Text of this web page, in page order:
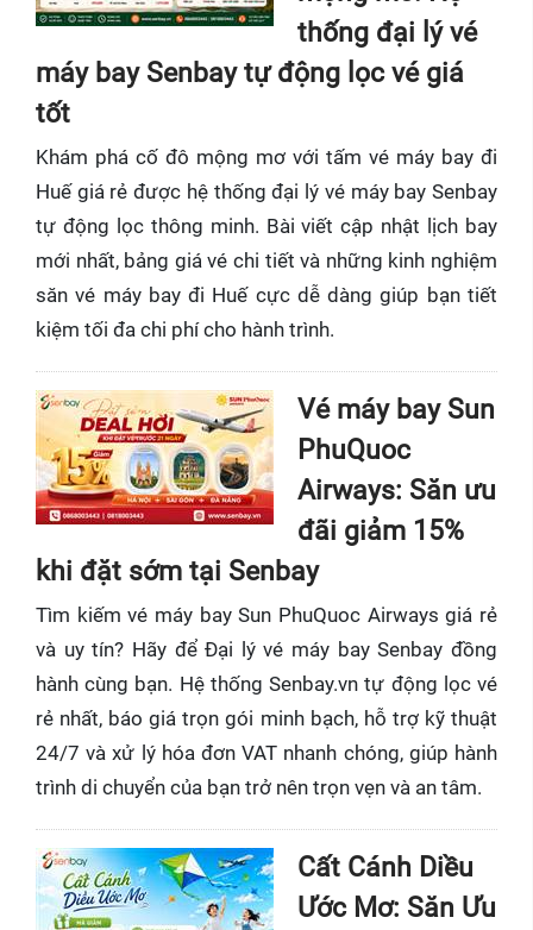
thống đại lý vé
máy bay Senbay tự động lọc vé giá
tốt
Khám phá cố đô mộng mơ với tấm vé máy bay đi
Huế giá rẻ được hệ thống đại lý vé máy bay Senbay
tự động lọc thông minh. Bài viết cập nhật lịch bay
mới nhất, bảng giá vé chi tiết và những kinh nghiệm
săn vé máy bay đi Huế cực dễ dàng giúp bạn tiết
kiệm tối đa chi phí cho hành trình.
Vé máy bay Sun
PhuQuoc
Airways: Săn ưu
đãi giảm 15%
khi đặt sớm tại Senbay
Tìm kiếm vé máy bay Sun PhuQuoc Airways giá rẻ
và uy tín? Hãy để Đại lý vé máy bay Senbay đồng
hành cùng bạn. Hệ thống Senbay.vn tự động lọc vé
rẻ nhất, báo giá trọn gói minh bạch, hỗ trợ kỹ thuật
24/7 và xử lý hóa đơn VAT nhanh chóng, giúp hành
trình di chuyển của bạn trở nên trọn vẹn và an tâm.
Cất Cánh Diều
Ước Mơ: Săn Ưu